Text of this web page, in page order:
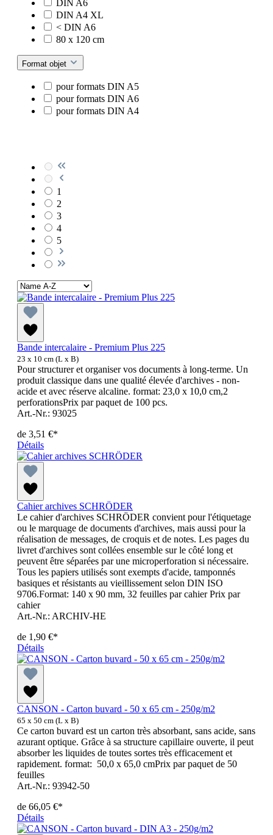
DIN A6
DIN A4 XL
< DIN A6
80 x 120 cm
Format objet
pour formats DIN A5
pour formats DIN A6
pour formats DIN A4
1
2
3
4
5
Bande intercalaire - Premium Plus 225
23 x 10 cm (L x B)
Pour structurer et organiser vos documents à long-terme. Un
produit classique dans une qualité élevée d'archives - non-
acide et avec réserve alcaline. format: 23,0 x 10,0 cm,2
perforationsPrix par paquet de 100 pcs.
Art.-Nr.: 93025
de 3,51 €*
Détails
Cahier archives SCHRÖDER
Le cahier d'archives SCHRÖDER convient pour l'étiquetage
ou le marquage de documents d'archives, mais aussi pour la
réalisation de messages, de croquis et de notes. Les pages du
livret d'archives sont collées ensemble sur le côté long et
peuvent être séparées par une microperforation si nécessaire.
Tous les papiers utilisés sont exempts d'acide, tamponnés
basiques et résistants au vieillissement selon DIN ISO
9706.Format: 140 x 90 mm, 32 feuilles par cahier Prix par
cahier
Art.-Nr.: ARCHIV-HE
de 1,90 €*
Détails
CANSON - Carton buvard - 50 x 65 cm - 250g/m2
65 x 50 cm (L x B)
Ce carton buvard est un carton très absorbant, sans acide, sans
azurant optique. Grâce à sa structure capillaire ouverte, il peut
absorber les liquides de toutes sortes très efficacement et
rapidement. format: 50,0 x 65,0 cmPrix par paquet de 50
feuilles
Art.-Nr.: 93942-50
de 66,05 €*
Détails